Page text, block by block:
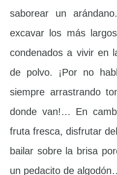
saborear un
excavar los más
condenados a vivir en
de polvo. ¡Por no
siempre arrastrando
donde van!… En
fruta fresca, disfrutar
bailar sobre la brisa
un pedacito de